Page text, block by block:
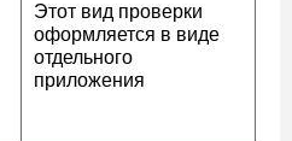
Этот вид проверки
оформляется в виде
отдельного
приложения